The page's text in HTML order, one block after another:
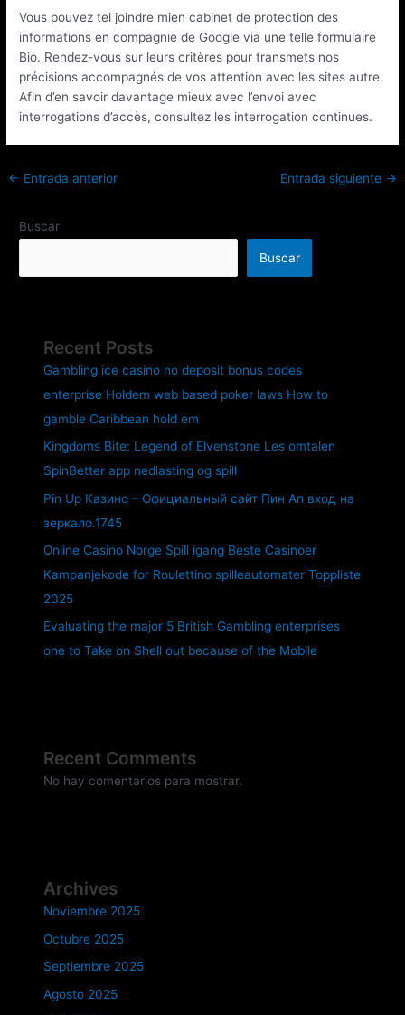
Vous pouvez tel joindre mien cabinet de protection des
informations en compagnie de Google via une telle formulaire
Bio. Rendez-vous sur leurs critères pour transmets nos
précisions accompagnés de vos attention avec les sites autre.
Afin d’en savoir davantage mieux avec l’envoi avec
interrogations d’accès, consultez les interrogation continues.
← Entrada anterior Entrada siguiente →
Buscar
Buscar
Recent Posts
Gambling ice casino no deposit bonus codes
enterprise Holdem web based poker laws How to
gamble Caribbean hold em
Kingdoms Bite: Legend of Elvenstone Les omtalen
SpinBetter app nedlasting og spill
Pin Up Казино – Официальный сайт Пин Ап вход на
зеркало.1745
Online Casino Norge Spill igang Beste Casinoer
Kampanjekode for Roulettino spilleautomater Toppliste
2025
Evaluating the major 5 British Gambling enterprises
one to Take on Shell out because of the Mobile
Recent Comments
No hay comentarios para mostrar.
Archives
Noviembre 2025
Octubre 2025
Septiembre 2025
Agosto 2025